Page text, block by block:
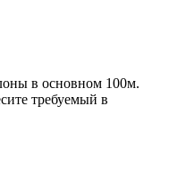
в основном 100м.
требуемый в